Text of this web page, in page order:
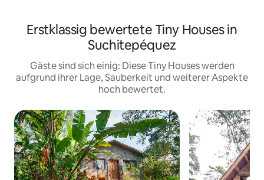
Erstklassig bewertete Tiny Houses in
Suchitepéquez
Gäste sind sich einig: Diese Tiny Houses werden
aufgrund ihrer Lage, Sauberkeit und weiterer Aspekte
hoch bewertet.